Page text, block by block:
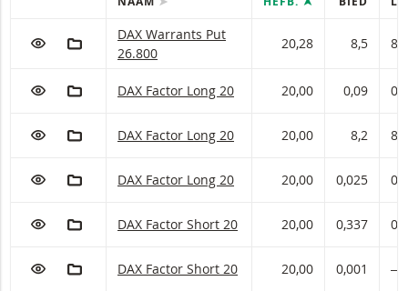
Tabel met (gefilterde) producten.
VOEG TOE AAN WATCHLIST
AAN PORTFOLIO TOEVOEGEN
DAX Warrants met ISIN code:
DAX Warrants Put
26.800
20,28 8,5
VOEG TOE AAN WATCHLIST
AAN PORTFOLIO TOEVOEGEN
DAX Factor met ISIN code:
DAX Factor Long 20 20,00 0,09
VOEG TOE AAN WATCHLIST
AAN PORTFOLIO TOEVOEGEN
DAX Factor met ISIN code:
DAX Factor Long 20 20,00 8,2
VOEG TOE AAN WATCHLIST
AAN PORTFOLIO TOEVOEGEN
DAX Factor met ISIN code:
DAX Factor Long 20 20,00 0,025
VOEG TOE AAN WATCHLIST
AAN PORTFOLIO TOEVOEGEN
DAX Factor met ISIN code:
DAX Factor Short 20 20,00 0,337
VOEG TOE AAN WATCHLIST
AAN PORTFOLIO TOEVOEGEN
DAX Factor met ISIN code:
DAX Factor Short 20 20,00 0,001 ―